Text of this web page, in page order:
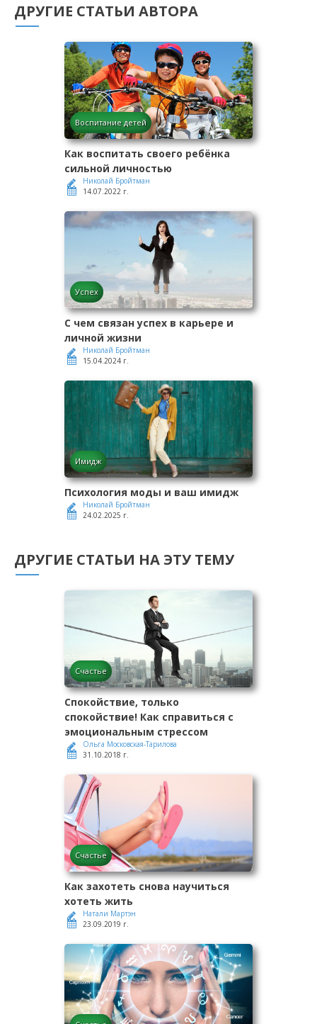
ДРУГИЕ СТАТЬИ АВТОРА
Воспитание детей
Как воспитать своего ребёнка
сильной личностью
Николай Бройтман
14.07.2022 г.
Успех
С чем связан успех в карьере и
личной жизни
Николай Бройтман
15.04.2024 г.
Имидж
Психология моды и ваш имидж
Николай Бройтман
24.02.2025 г.
ДРУГИЕ СТАТЬИ НА ЭТУ ТЕМУ
Счастье
Спокойствие, только
спокойствие! Как справиться с
эмоциональным стрессом
Ольга Московская-Тарилова
31.10.2018 г.
Счастье
Как захотеть снова научиться
хотеть жить
Натали Мартэн
23.09.2019 г.